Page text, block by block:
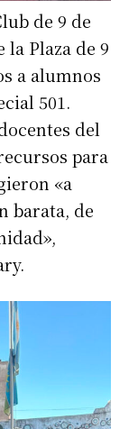
de 9 de
la Plaza de 9
a alumnos
501.
del
para
«a
barata, de